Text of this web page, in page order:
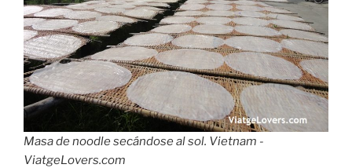
Masa de noodle secándose al sol. Vietnam -
ViatgeLovers.com